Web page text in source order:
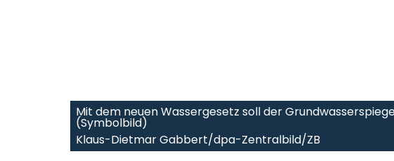
Mit dem neuen Wassergesetz soll der
(Symbolbild)
Klaus-Dietmar Gabbert/dpa-Zentralbild/ZB